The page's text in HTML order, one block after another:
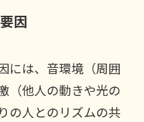
因
には、音環境（周囲
（他人の動きや光の
の人とのリズムの共